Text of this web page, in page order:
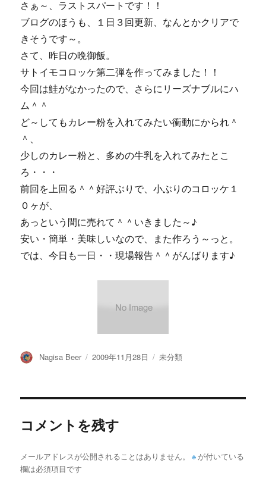
さぁ～、ラストスパートです！！
ブログのほうも、１日３回更新、なんとかクリアで
きそうです～。
さて、昨日の晩御飯。
サトイモコロッケ第二弾を作ってみました！！
今回は鮭がなかったので、さらにリーズナブルにハ
ム＾＾
ど～してもカレー粉を入れてみたい衝動にかられ＾
＾、
少しのカレー粉と、多めの牛乳を入れてみたとこ
ろ・・・
前回を上回る＾＾好評ぶりで、小ぶりのコロッケ１
０ヶが、
あっという間に売れて＾＾いきました～♪
安い・簡単・美味しいなので、また作ろう～っと。
では、今日も一日・・現場報告＾＾がんばります♪
投
Nagisa Beer
投
2009年11月28日
カ
未分類
コメントを残す
メールアドレスが公開されることはありません。 ※ が付いている
欄は必須項目です